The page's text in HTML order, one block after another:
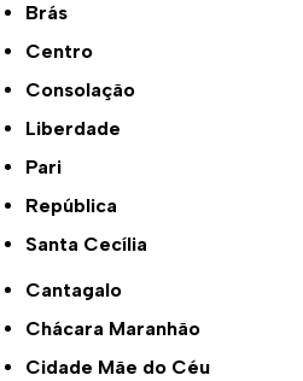
Brás
Centro
Consolação
Liberdade
Pari
República
Santa Cecília
Cantagalo
Chácara Maranhão
Cidade Mãe do Céu